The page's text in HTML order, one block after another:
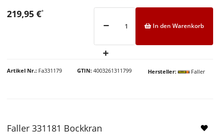
Artikel Nr. Fa331179 GTIN 4003261311799 Hersteller Faller
219,95 €*
In den Warenkorb
Faller 331181 Bockkran